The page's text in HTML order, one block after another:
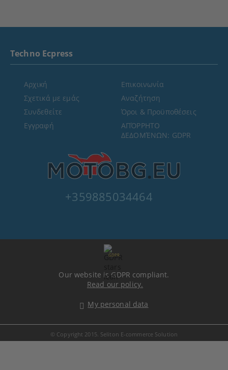
+359885034464
Techno Ecpress
Αρχική
Σχετικά με εμάς
Συνδεθείτε
Εγγραφή
Επικοινωνία
Αναζήτηση
Όροι & Προϋποθέσεις
ΑΠΌΡΡΗΤΟ
ΔΕΔΟΜΈΝΩΝ: GDPR
GDPR
Our website is GDPR compliant.
Read our policy.
My personal data
© Copyright 2015. Seliton E-commerce Solution